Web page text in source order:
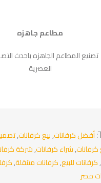
مطاعم جاهزه
تصنيع المطاعم الجاهزه باحدث
العصرية
أفضل كرفانات,بيع كرفانات,
,شراء كرفانات,شركة
,كرفانات للبيع,كرفانات متنقلة,
مصر